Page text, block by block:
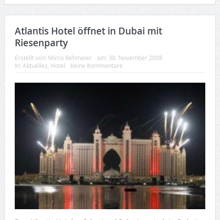
Atlantis Hotel öffnet in Dubai mit
Riesenparty
Erstellt von: Mirco Rehmeier am: 30. November 2008
In: Aktuelles Hotel Keine Kommentare